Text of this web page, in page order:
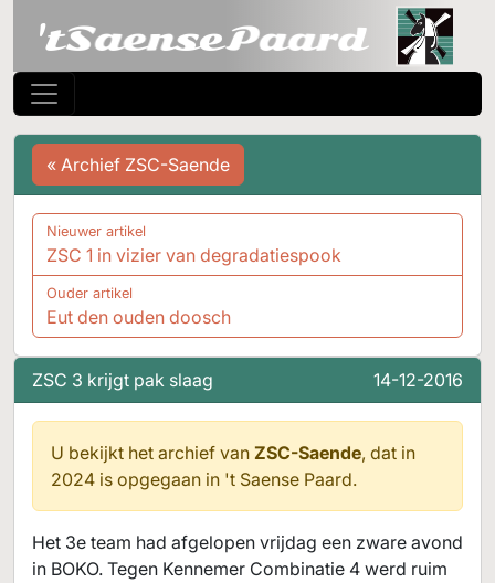
ZSC 3 krijgt pak slaag 14-12-2016
U bekijkt het archief van ZSC-Saende, dat in
2024 is opgegaan in 't Saense Paard.
Het 3e team had afgelopen vrijdag een zware avond
in BOKO. Tegen Kennemer Combinatie 4 werd ruim
« Archief ZSC-Saende
Nieuwer artikel
ZSC 1 in vizier van degradatiespook
Ouder artikel
Eut den ouden doosch